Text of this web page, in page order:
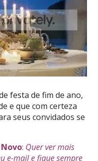
festa de fim de ano,
e que com certeza
seus convidados se
: Quer ver mais
e-mail e fique sempre